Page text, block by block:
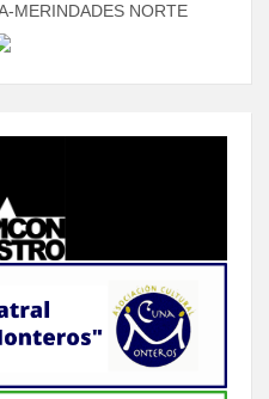
MERINDADES NORTE